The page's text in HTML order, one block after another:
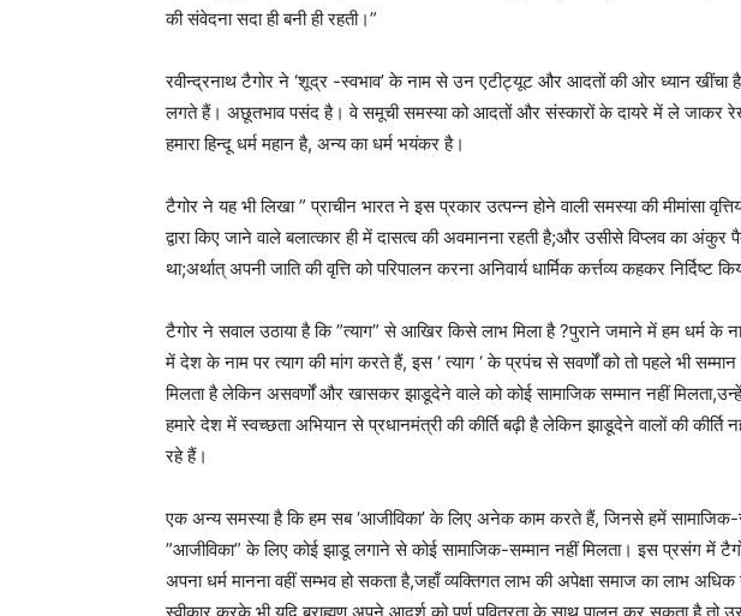
की संवेदना सदा ही बनी ही रहती।”
रवीन्द्रनाथ टैगोर ने ‘शूद्र -स्वभाव’ के नाम से उन एटीट्यूट और आदतों की ओर ध्यान खींचा
लगते हैं। अछूतभाव पसंद है। वे समूची समस्या को आदतों और संस्कारों के दायरे में ले जाकर
हमारा हिन्दू धर्म महान है, अन्य का धर्म भयंकर है।
टैगोर ने यह भी लिखा ” प्राचीन भारत ने इस प्रकार उत्पन्न होने वाली समस्या की मीमांसा
द्वारा किए जाने वाले बलात्कार ही में दासत्व की अवमानना रहती है;और उसीसे विप्लव का अंकुर
था;अर्थात् अपनी जाति की वृत्ति को परिपालन करना अनिवार्य धार्मिक कर्त्तव्य कहकर निर्दिष्ट
टैगोर ने सवाल उठाया है कि ”त्याग” से आखिर किसे लाभ मिला है ?पुराने जमाने में हम धर्म के
में देश के नाम पर त्याग की मांग करते हैं, इस ‘ त्याग ‘ के प्रपंच से सवर्णों को तो पहले भी
मिलता है लेकिन असवर्णों और खासकर झाडूदेने वाले को कोई सामाजिक सम्मान नहीं मिलता,उन्हें
हमारे देश में स्वच्छता अभियान से प्रधानमंत्री की कीर्ति बढ़ी है लेकिन झाडूदेने वालों की
रहे हैं।
एक अन्य समस्या है कि हम सब ‘आजीविका’ के लिए अनेक काम करते हैं, जिनसे हमें सामाजिक-
”आजीविका” के लिए कोई झाडू लगाने से कोई सामाजिक-सम्मान नहीं मिलता। इस प्रसंग में
अपना धर्म मानना वहीं सम्भव हो सकता है,जहाँ व्यक्तिगत लाभ की अपेक्षा समाज का लाभ अधिक